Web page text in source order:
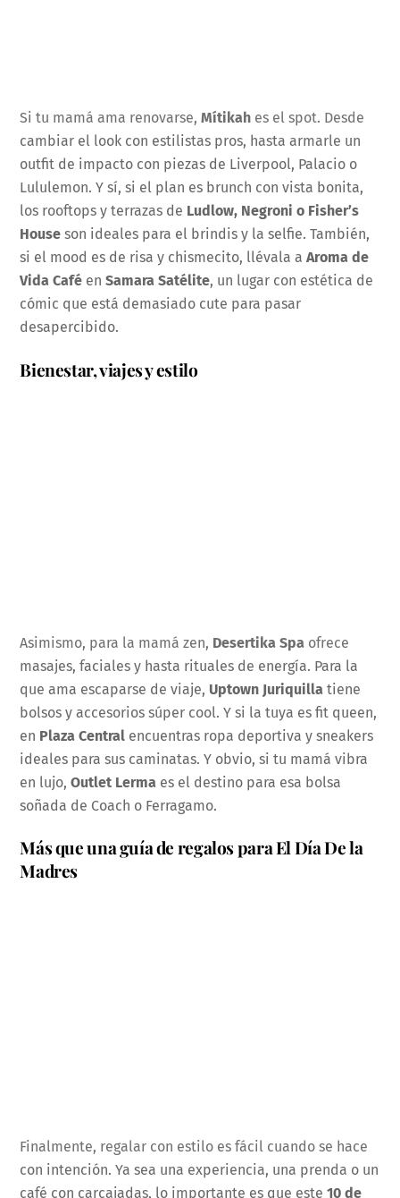
Si tu mamá ama renovarse,Mítikah es el spot. Desde
cambiar el look con estilistas pros, hasta armarle un
outfit de impacto con piezas de Liverpool, Palacio o
Lululemon. Y sí, si el plan es brunch con vista bonita,
los rooftops y terrazas de Ludlow, Negroni o Fisher’s
Houseson ideales para el brindis y la selfie. También,
si el mood es de risa y chismecito, llévala aAroma de
Vida Café enSamara Satélite, un lugar con estética de
cómic que está demasiado cute para pasar
desapercibido.
Bienestar, viajes y estilo
Asimismo, para la mamá zen, Desertika Spa ofrece
masajes, faciales y hasta rituales de energía. Para la
que ama escaparse de viaje, Uptown Juriquilla tiene
bolsos y accesorios súper cool. Y si la tuya es fit queen,
en Plaza Central encuentras ropa deportiva y sneakers
ideales para sus caminatas. Y obvio, si tu mamá vibra
en lujo,Outlet Lerma es el destino para esa bolsa
soñada de Coach o Ferragamo.
Más que una guía de regalos para El Día De la
Madres
Finalmente, regalar con estilo es fácil cuando se hace
con intención. Ya sea una experiencia, una prenda o un
café con carcajadas, lo importante es que este10 de